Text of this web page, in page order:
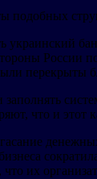
подобных
России
перекрыты
что и этот
что их